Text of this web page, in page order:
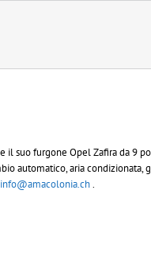
il suo furgone Opel Zafira da 9
automatico, aria
info@amacolonia.ch.